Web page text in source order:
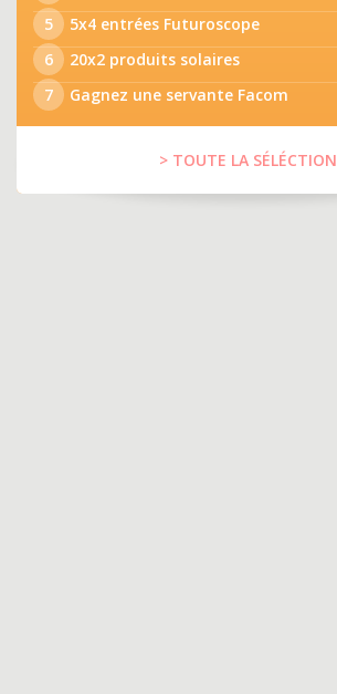
5
5x4 entrées Futuroscope
6
20x2 produits solaires
7
Gagnez une servante Facom
> TOUTE LA SÉLÉCTION